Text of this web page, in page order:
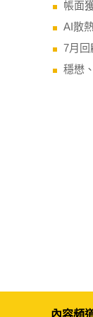
帳面
AI散
7月回
穩懋
內容頻